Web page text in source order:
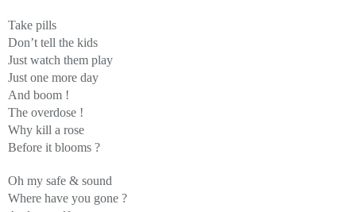
Take pills
Don’t tell the kids
Just watch them play
Just one more day
And boom !
The overdose !
Why kill a rose
Before it blooms ?
Oh my safe & sound
Where have you gone ?